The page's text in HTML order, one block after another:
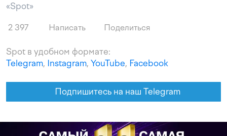
«Spot»
2 397 Написать Поделиться
Spot в удобном формате:
Telegram, Instagram, YouTube, Facebook
Подпишитесь на наш Telegram